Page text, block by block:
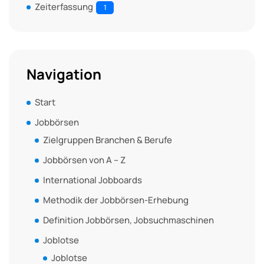
Zeiterfassung 1
Navigation
Start
Jobbörsen
Zielgruppen Branchen & Berufe
Jobbörsen von A – Z
International Jobboards
Methodik der Jobbörsen-Erhebung
Definition Jobbörsen, Jobsuchmaschinen
Joblotse
Joblotse